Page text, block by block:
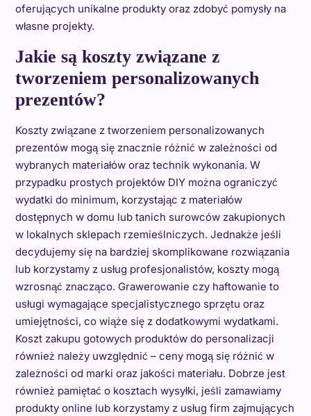
oferujących unikalne produkty oraz zdobyć pomysły na
własne projekty.
Jakie są koszty związane z
tworzeniem personalizowanych
prezentów?
Koszty związane z tworzeniem personalizowanych
prezentów mogą się znacznie różnić w zależności od
wybranych materiałów oraz technik wykonania. W
przypadku prostych projektów DIY można ograniczyć
wydatki do minimum, korzystając z materiałów
dostępnych w domu lub tanich surowców zakupionych
w lokalnych sklepach rzemieślniczych. Jednakże jeśli
decydujemy się na bardziej skomplikowane rozwiązania
lub korzystamy z usług profesjonalistów, koszty mogą
wzrosnąć znacząco. Grawerowanie czy haftowanie to
usługi wymagające specjalistycznego sprzętu oraz
umiejętności, co wiąże się z dodatkowymi wydatkami.
Koszt zakupu gotowych produktów do personalizacji
również należy uwzględnić – ceny mogą się różnić w
zależności od marki oraz jakości materiału. Dobrze jest
również pamiętać o kosztach wysyłki, jeśli zamawiamy
produkty online lub korzystamy z usług firm zajmujących